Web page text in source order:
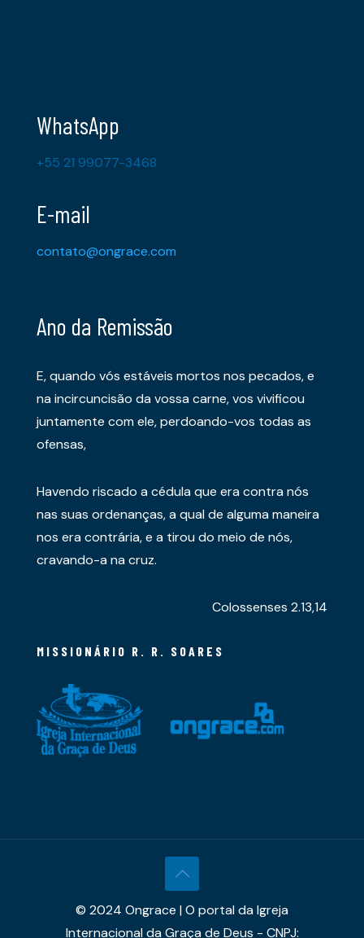
WhatsApp
+55 21 99077-3468
E-mail
contato@ongrace.com
Ano da Remissão
E, quando vós estáveis mortos nos pecados, e
na incircuncisão da vossa carne, vos vivificou
juntamente com ele, perdoando-vos todas as
ofensas,
Havendo riscado a cédula que era contra nós
nas suas ordenanças, a qual de alguma maneira
nos era contrária, e a tirou do meio de nós,
cravando-a na cruz.
Colossenses 2.13,14
MISSIONÁRIO R. R. SOARES
© 2024 Ongrace | O portal da Igreja
Internacional da Graça de Deus - CNPJ: